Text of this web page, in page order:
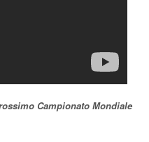
Campionato Mondiale